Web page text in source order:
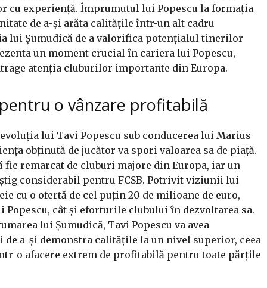
cu experiență. Împrumutul lui Popescu la formația
de a-și arăta calitățile într-un alt cadru
lui Șumudică de a valorifica potențialul tinerilor
un moment crucial în cariera lui Popescu,
atenția cluburilor importante din Europa.
o vânzare profitabilă
lui Tavi Popescu sub conducerea lui Marius
obținută de jucător va spori valoarea sa de piață.
fie remarcat de cluburi majore din Europa, iar un
considerabil pentru FCSB. Potrivit viziunii lui
cu o ofertă de cel puțin 20 de milioane de euro,
cât și eforturile clubului în dezvoltarea sa.
lui Șumudică, Tavi Popescu va avea
a-și demonstra calitățile la un nivel superior, ceea
o afacere extrem de profitabilă pentru toate părțile